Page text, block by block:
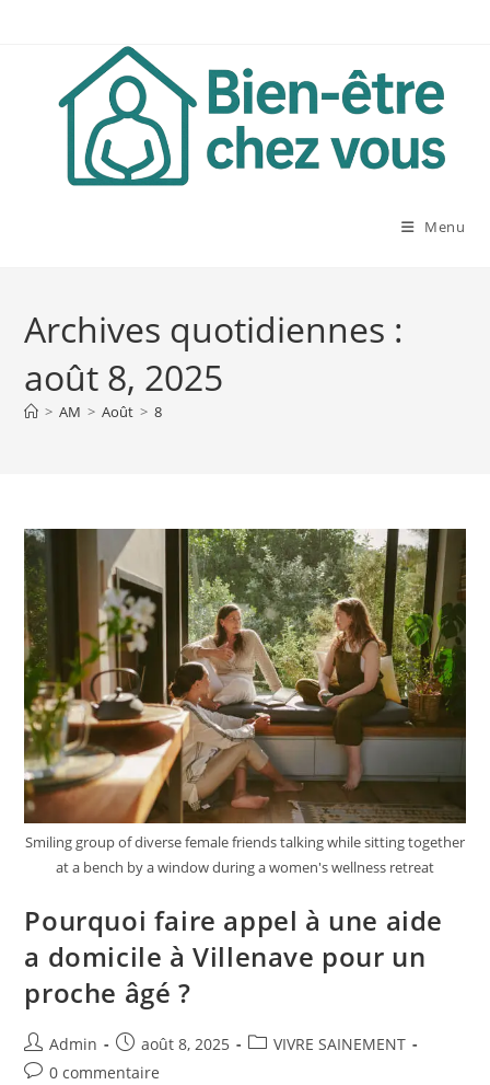
Menu
Archives quotidiennes :
août 8, 2025
> AM > Août > 8
Smiling group of diverse female friends talking while sitting together
at a bench by a window during a women's wellness retreat
Pourquoi faire appel à une aide
a domicile à Villenave pour un
proche âgé ?
Auteur/autrice
de
Admin
Publication
publiée :
août 8, 2025
PostVIVRE SAINEMENT
Commentaires
0 commentaire